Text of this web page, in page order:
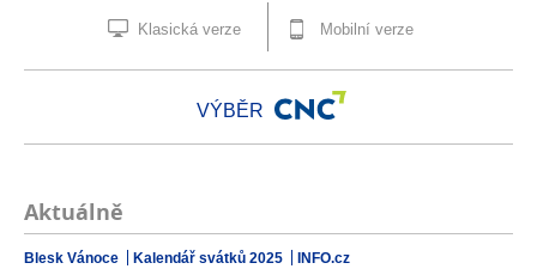
Klasická verze Mobilní verze
VÝBĚR
Aktuálně
Blesk Vánoce Kalendář svátků 2025 INFO.cz